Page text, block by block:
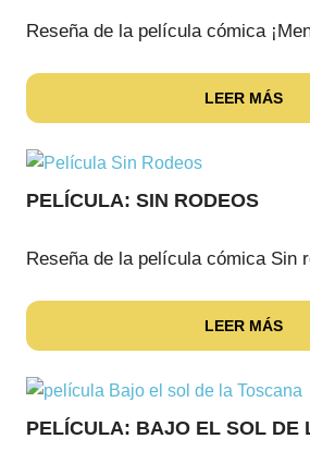
Reseña de la película cómica
LEER MÁS
PELÍCULA: SIN RODEOS
Reseña de la película cómica Sin
LEER MÁS
PELÍCULA: BAJO EL SOL DE